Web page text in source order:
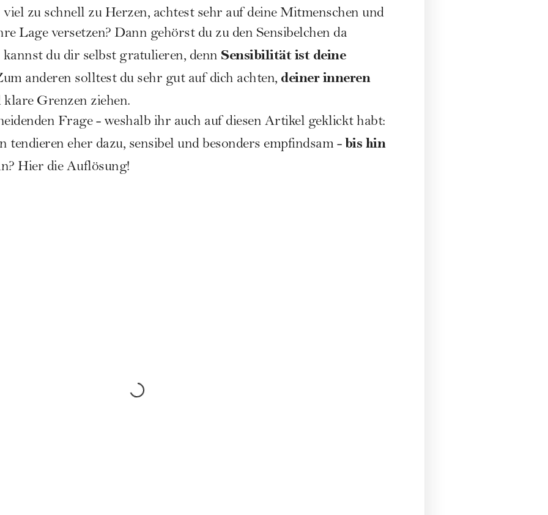
zu schnell zu Herzen, achtest sehr auf deine Mitmenschen und
Lage versetzen? Dann gehörst du zu den Sensibelchen da
kannst du dir selbst gratulieren, denn Sensibilität ist deine
anderen solltest du sehr gut auf dich achten, deiner inneren
Grenzen ziehen.
Frage - weshalb ihr auch auf diesen Artikel geklickt habt:
tendieren eher dazu, sensibel und besonders empfindsam - bis hin
Hier die Auflösung!